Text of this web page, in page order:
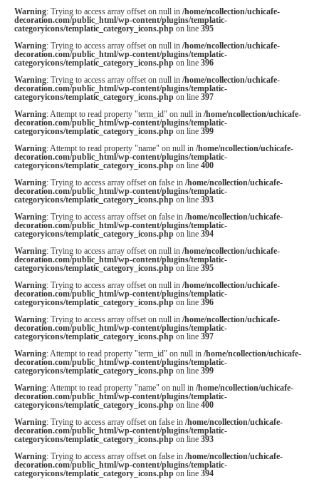
Warning: Trying to access array offset on null in /home/ncollection/uchicafe-
decoration.com/public_html/wp-content/plugins/templatic-
categoryicons/templatic_category_icons.php on line 395
Warning: Trying to access array offset on null in /home/ncollection/uchicafe-
decoration.com/public_html/wp-content/plugins/templatic-
categoryicons/templatic_category_icons.php on line 396
Warning: Trying to access array offset on null in /home/ncollection/uchicafe-
decoration.com/public_html/wp-content/plugins/templatic-
categoryicons/templatic_category_icons.php on line 397
Warning: Attempt to read property "term_id" on null in /home/ncollection/uchicafe-
decoration.com/public_html/wp-content/plugins/templatic-
categoryicons/templatic_category_icons.php on line 399
Warning: Attempt to read property "name" on null in /home/ncollection/uchicafe-
decoration.com/public_html/wp-content/plugins/templatic-
categoryicons/templatic_category_icons.php on line 400
Warning: Trying to access array offset on false in /home/ncollection/uchicafe-
decoration.com/public_html/wp-content/plugins/templatic-
categoryicons/templatic_category_icons.php on line 393
Warning: Trying to access array offset on false in /home/ncollection/uchicafe-
decoration.com/public_html/wp-content/plugins/templatic-
categoryicons/templatic_category_icons.php on line 394
Warning: Trying to access array offset on null in /home/ncollection/uchicafe-
decoration.com/public_html/wp-content/plugins/templatic-
categoryicons/templatic_category_icons.php on line 395
Warning: Trying to access array offset on null in /home/ncollection/uchicafe-
decoration.com/public_html/wp-content/plugins/templatic-
categoryicons/templatic_category_icons.php on line 396
Warning: Trying to access array offset on null in /home/ncollection/uchicafe-
decoration.com/public_html/wp-content/plugins/templatic-
categoryicons/templatic_category_icons.php on line 397
Warning: Attempt to read property "term_id" on null in /home/ncollection/uchicafe-
decoration.com/public_html/wp-content/plugins/templatic-
categoryicons/templatic_category_icons.php on line 399
Warning: Attempt to read property "name" on null in /home/ncollection/uchicafe-
decoration.com/public_html/wp-content/plugins/templatic-
categoryicons/templatic_category_icons.php on line 400
Warning: Trying to access array offset on false in /home/ncollection/uchicafe-
decoration.com/public_html/wp-content/plugins/templatic-
categoryicons/templatic_category_icons.php on line 393
Warning: Trying to access array offset on false in /home/ncollection/uchicafe-
decoration.com/public_html/wp-content/plugins/templatic-
categoryicons/templatic_category_icons.php on line 394